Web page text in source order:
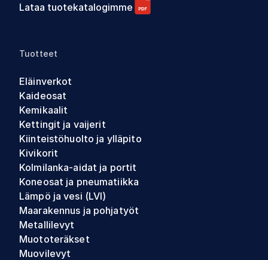
Lataa tuotekatalogimme
Tuotteet
Eläinverkot
Kaideosat
Kemikaalit
Kettingit ja vaijerit
Kiinteistöhuolto ja ylläpito
Kivikorit
Kolmilanka-aidat ja portit
Koneosat ja pneumatiikka
Lämpö ja vesi (LVI)
Maarakennus ja pohjatyöt
Metallilevyt
Muototeräkset
Muovilevyt